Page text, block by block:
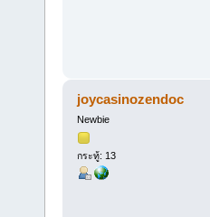
joycasinozendoc
Newbie
กระทู้: 13